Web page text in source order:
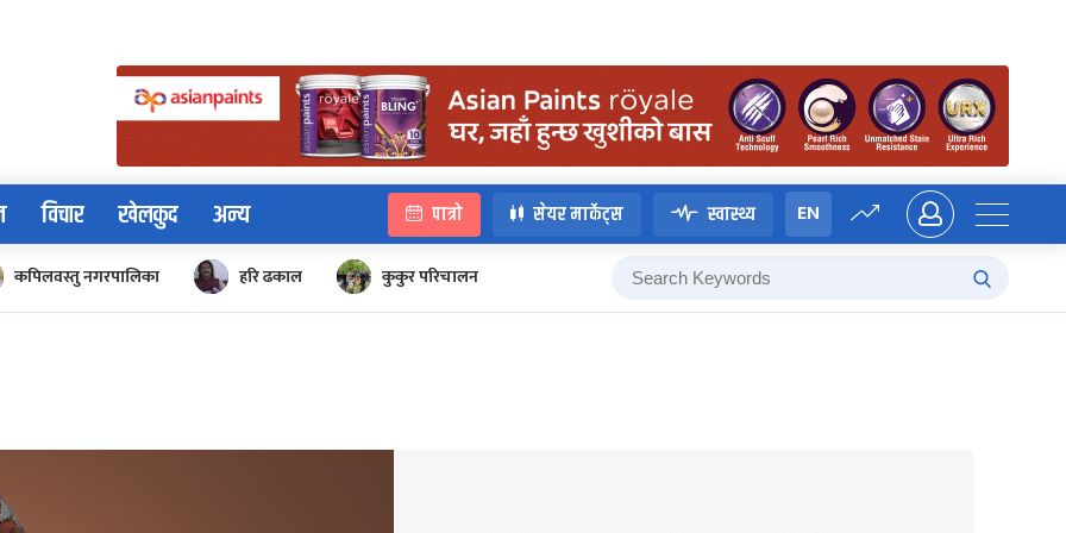
विचार खेलकुद अन्य पात्रो सेयर मार्केट्स स्वास्थ्य EN
कपिलवस्तु नगरपालिका हरि ढकाल कुकुर परिचालन